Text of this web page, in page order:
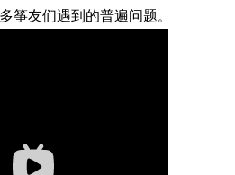
筝友们遇到的普遍问题。